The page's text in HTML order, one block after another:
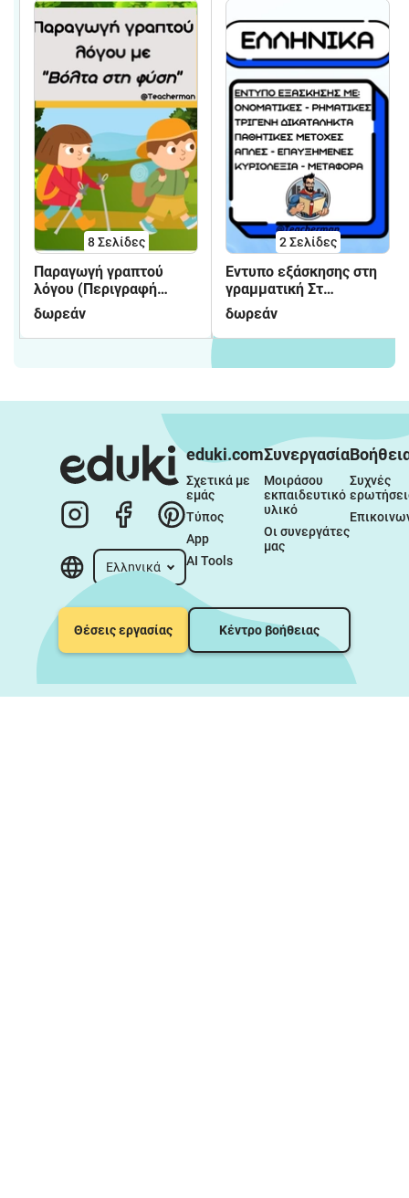
8Σελίδες
Παραγωγή γραπτού
λόγου (Περιγραφή
φύσης)
δωρεάν
2Σελίδες
Έντυπο εξάσκησης στη
γραμματική Στ
δημοτικού
δωρεάν
Ελληνικά
eduki.com
Σχετικά με
εμάς
Τύπος
App
AI Tools
Συνεργασία
Μοιράσου
εκπαιδευτικό
υλικό
Οι συνεργάτες
μας
Συχνές
Θέσεις εργασίας Κέντρο βοήθειας